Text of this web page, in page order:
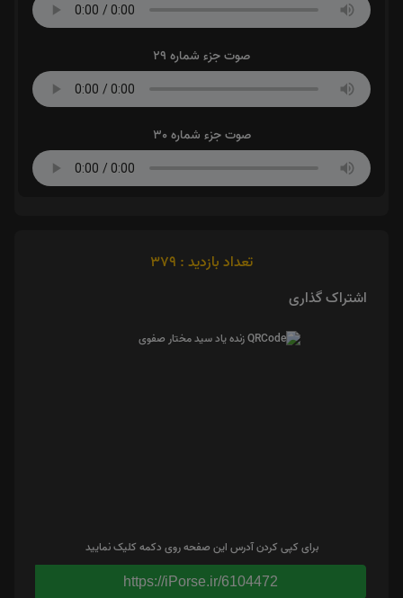
صوت جزء شماره 29
صوت جزء شماره 30
تعداد بازدید : 379
اشتراک گذاری
برای کپی کردن آدرس این صفحه روی دکمه کلیک نمایید
https://iPorse.ir/6104472